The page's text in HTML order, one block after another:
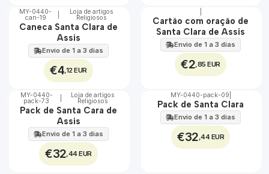
🇵🇹
100%
MY-0440-
can-19
Loja de artigos
Religiosos
Caneca Santa Clara de
Assis
Envio de 1 a 3 dias
€4,12 EUR
🇵🇹
100%
Cartão com oração de
Santa Clara de Assis
Envio de 1 a 3 dias
€2 ,85 EUR
🇵🇹
100%
MY-0440-
pack-73
Loja de artigos
Religiosos
Pack de Santa Cara de
Assis
Envio de 1 a 3 dias
€32 ,44 EUR
🇵🇹
100%
MY-0440-pack-09
Pack de Santa Clara
Envio de 1 a 3 dias
€32 ,44 EUR